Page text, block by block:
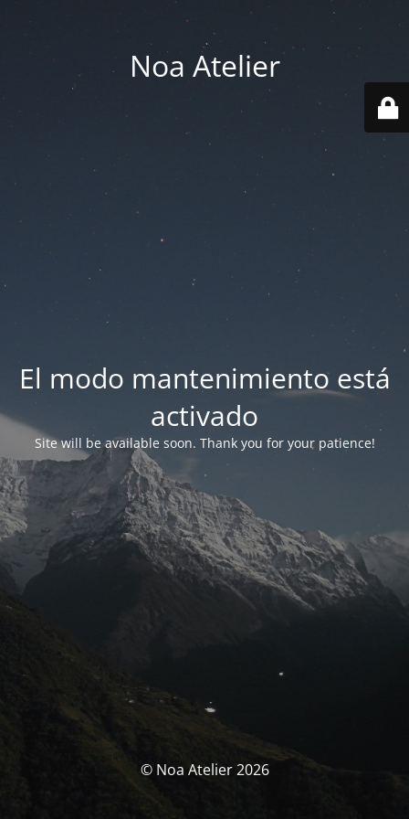
Noa Atelier
El modo mantenimiento está
activado
Site will be available soon. Thank you for your patience!
© Noa Atelier 2026